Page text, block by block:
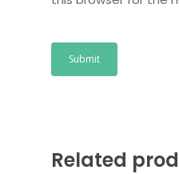
Related